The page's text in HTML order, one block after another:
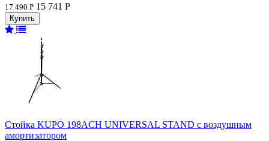
17 490 Р 15 741 Р
Стойка KUPO 198ACH UNIVERSAL STAND с воздушным
амортизатором